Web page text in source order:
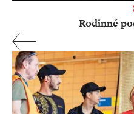
Rodinné